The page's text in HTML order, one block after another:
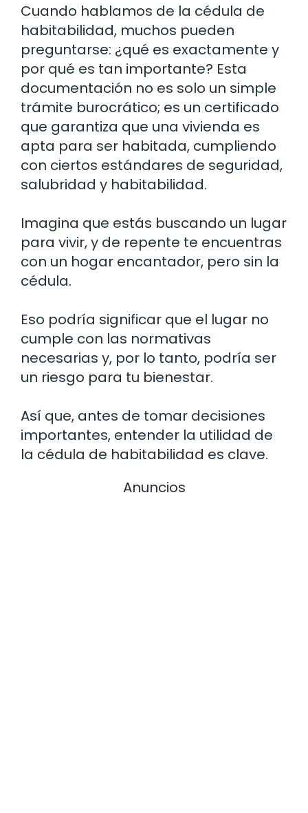
Cuando hablamos de la cédula de
habitabilidad, muchos pueden
preguntarse: ¿qué es exactamente y
por qué es tan importante? Esta
documentación no es solo un simple
trámite burocrático; es un certificado
que garantiza que una vivienda es
apta para ser habitada, cumpliendo
con ciertos estándares de seguridad,
salubridad y habitabilidad.
Imagina que estás buscando un lugar
para vivir, y de repente te encuentras
con un hogar encantador, pero sin la
cédula.
Eso podría significar que el lugar no
cumple con las normativas
necesarias y, por lo tanto, podría ser
un riesgo para tu bienestar.
Así que, antes de tomar decisiones
importantes, entender la utilidad de
la cédula de habitabilidad es clave.
Anuncios